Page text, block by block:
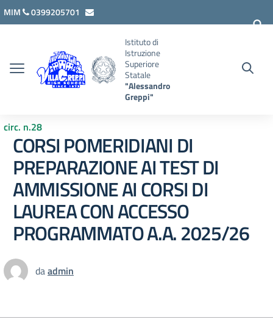
Vai ai contenuti
Vai al menu di navigazione
Vai al footer
MIM
0399205701
Istituto di
Istruzione
Superiore
Statale
"Alessandro
Greppi"
circ. n.28
CORSI POMERIDIANI DI
PREPARAZIONE AI TEST DI
AMMISSIONE AI CORSI DI
LAUREA CON ACCESSO
PROGRAMMATO A.A. 2025/26
daadmin